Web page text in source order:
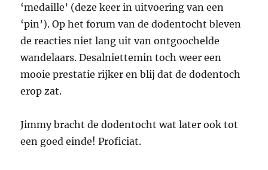
‘medaille’ (deze keer in uitvoering van een
‘pin’). Op het forum van de dodentocht bleven
de reacties niet lang uit van ontgoochelde
wandelaars. Desalniettemin toch weer een
mooie prestatie rijker en blij dat de dodentoch
erop zat.
Jimmy bracht de dodentocht wat later ook tot
een goed einde! Proficiat.